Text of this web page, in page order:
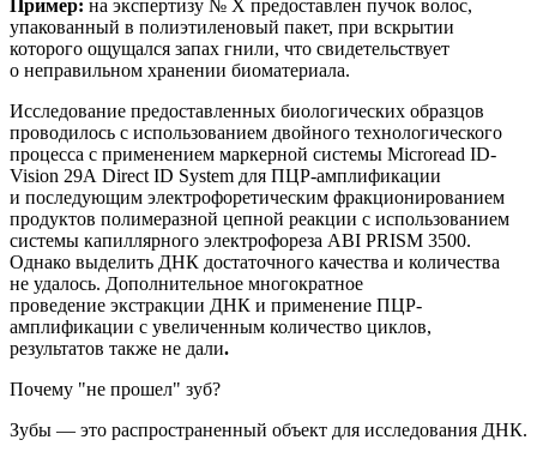
Пример: на экспертизу № Х предоставлен пучок волос,
упакованный в полиэтиленовый пакет, при вскрытии
которого ощущался запах гнили, что свидетельствует
о неправильном хранении биоматериала.
Исследование предоставленных биологических образцов
проводилось с использованием двойного технологического
процесса с применением маркерной системы Microread ID-
Vision 29A Direct ID System для ПЦР-амплификации
и последующим электрофоретическим фракционированием
продуктов полимеразной цепной реакции с использованием
системы капиллярного электрофореза ABI PRISM 3500.
Однако выделить ДНК достаточного качества и количества
не удалось. Дополнительное многократное
проведение экстракции ДНК и применение ПЦР-
амплификации с увеличенным количество циклов,
результатов также не дали.
Почему "не прошел" зуб?
Зубы — это распространенный объект для исследования ДНК.